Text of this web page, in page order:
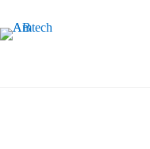
innehåll